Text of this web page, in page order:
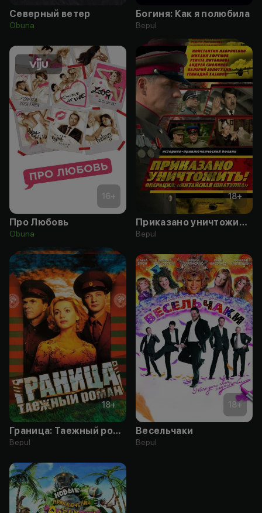
Северный ветер
Obuna
Богиня: Как я полюбила
Bepul
16+
Про Любовь
Obuna
18+
Приказано уничтожить! Операция: «Китайская шкатулка»
Bepul
18+
Граница: Таежный роман
Bepul
18+
Весельчаки
Bepul